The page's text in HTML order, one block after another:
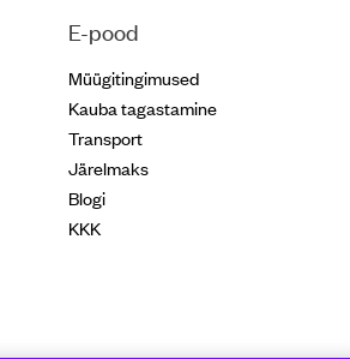
E-pood
Müügitingimused
Kauba tagastamine
Transport
Järelmaks
Blogi
KKK